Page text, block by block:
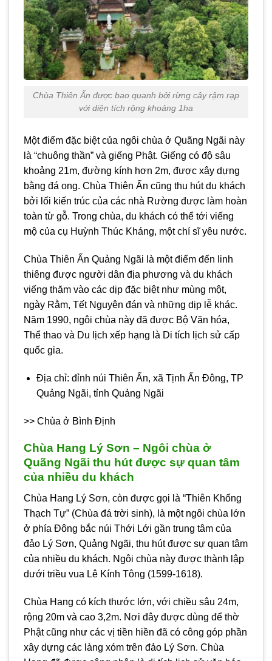
Chùa Thiên Ấn được bao quanh bởi rừng cây rậm rạp
với diện tích rộng khoảng 1ha
Một điểm đặc biệt của ngôi chùa ở Quãng Ngãi này
là “chuông thần” và giếng Phật. Giếng có độ sâu
khoảng 21m, đường kính hơn 2m, được xây dựng
bằng đá ong. Chùa Thiên Ấn cũng thu hút du khách
bởi lối kiến trúc của các nhà Rường được làm hoàn
toàn từ gỗ. Trong chùa, du khách có thể tới viếng
mộ của cụ Huỳnh Thúc Kháng, một chí sĩ yêu nước.
Chùa Thiên Ấn Quảng Ngãi là một điểm đến linh
thiêng được người dân địa phương và du khách
viếng thăm vào các dịp đặc biệt như mùng một,
ngày Rằm, Tết Nguyên đán và những dịp lễ khác.
Năm 1990, ngôi chùa này đã được Bộ Văn hóa,
Thể thao và Du lịch xếp hạng là Di tích lịch sử cấp
quốc gia.
Địa chỉ: đỉnh núi Thiên Ấn, xã Tịnh Ấn Đông, TP
Quảng Ngãi, tỉnh Quảng Ngãi
>> Chùa ở Bình Định
Chùa Hang Lý Sơn – Ngôi chùa ở
Quãng Ngãi thu hút được sự quan tâm
của nhiều du khách
Chùa Hang Lý Sơn, còn được gọi là “Thiên Khổng
Thạch Tự” (Chùa đá trời sinh), là một ngôi chùa lớn
ở phía Đông bắc núi Thới Lới gần trung tâm của
đảo Lý Sơn, Quảng Ngãi, thu hút được sự quan tâm
của nhiều du khách. Ngôi chùa này được thành lập
dưới triều vua Lê Kính Tông (1599-1618).
Chùa Hang có kích thước lớn, với chiều sâu 24m,
rộng 20m và cao 3,2m. Nơi đây được dùng để thờ
Phật cũng như các vị tiền hiền đã có công góp phần
xây dựng các làng xóm trên đảo Lý Sơn. Chùa